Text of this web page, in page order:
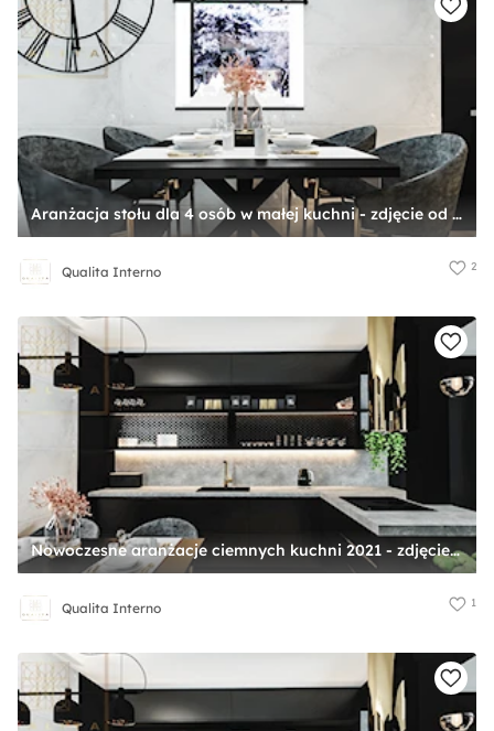
Aranżacja stołu dla 4 osób w małej kuchni - zdjęcie od Qualita Interno
Qualita Interno 2
Nowoczesne aranżacje ciemnych kuchni 2021 - zdjęcie od Qualita Interno
Qualita Interno 1